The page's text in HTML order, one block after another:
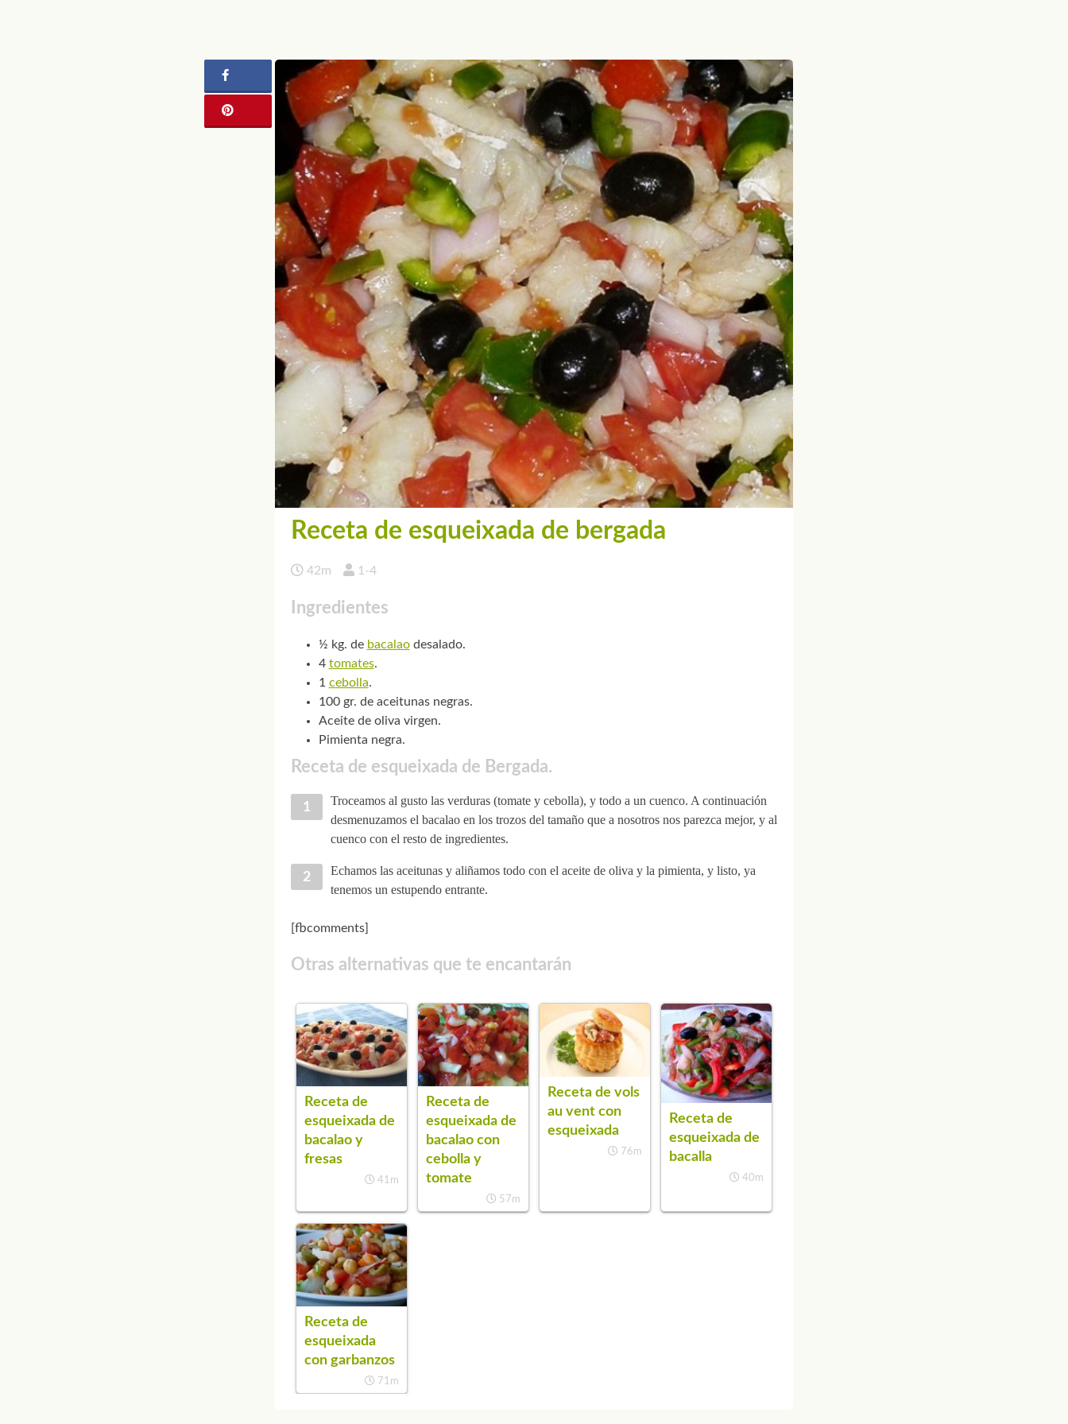
Receta de esqueixada de bergada
42m 1-4
Ingredientes
½ kg. de bacalaodesalado.
4 tomates.
1 cebolla.
100 gr. de aceitunas negras.
Aceite de oliva virgen.
Pimienta negra.
Receta de esqueixada de Bergada.
Troceamos al gusto las verduras (tomate y cebolla), y todo a un cuenco. A continuación
desmenuzamos el bacalao en los trozos del tamaño que a nosotros nos parezca mejor, y al
cuenco con el resto de ingredientes.
Echamos las aceitunas y aliñamos todo con el aceite de oliva y la pimienta, y listo, ya
tenemos un estupendo entrante.
[fbcomments]
Otras alternativas que te encantarán
Receta de
esqueixada de
bacalao y
fresas
41m
Receta de
esqueixada de
bacalao con
cebolla y
tomate
57m
Receta de vols
au vent con
esqueixada
76m
Receta de
esqueixada de
bacalla
40m
Receta de
esqueixada
con garbanzos
71m